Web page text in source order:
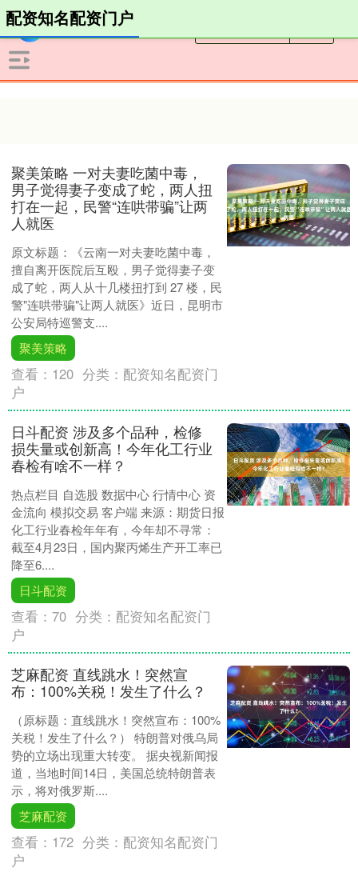
配资知名配资门户
聚美策略 一对夫妻吃菌中毒，
男子觉得妻子变成了蛇，两人扭
打在一起，民警“连哄带骗”让两
人就医
原文标题：《云南一对夫妻吃菌中毒，
擅自离开医院后互殴，男子觉得妻子变
成了蛇，两人从十几楼扭打到 27 楼，民
警"连哄带骗"让两人就医》近日，昆明市
公安局特巡警支....
聚美策略
查看： 120 分类： 配资知名配资门
户
日斗配资 涉及多个品种，检修
损失量或创新高！今年化工行业
春检有啥不一样？
热点栏目 自选股 数据中心 行情中心 资
金流向 模拟交易 客户端 来源：期货日报
化工行业春检年年有，今年却不寻常：
截至4月23日，国内聚丙烯生产开工率已
降至6....
日斗配资
查看：70 分类： 配资知名配资门
户
芝麻配资 直线跳水！突然宣
布：100%关税！发生了什么？
（原标题：直线跳水！突然宣布：100%
关税！发生了什么？） 特朗普对俄乌局
势的立场出现重大转变。 据央视新闻报
道，当地时间14日，美国总统特朗普表
示，将对俄罗斯....
芝麻配资
查看： 172 分类： 配资知名配资门
户